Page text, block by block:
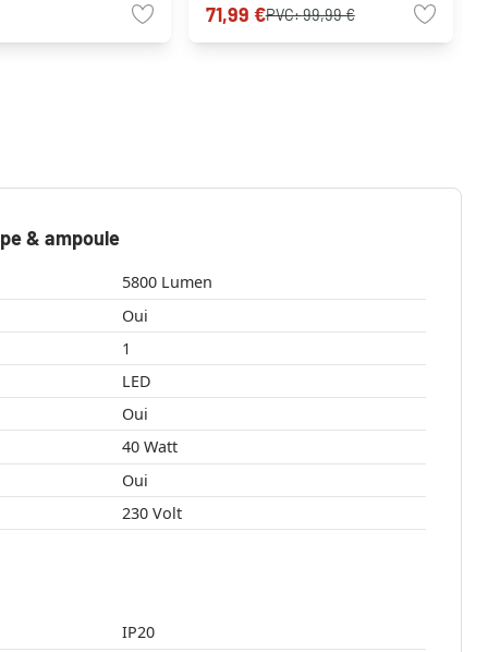
71,99 €PVC:99,99 €
& ampoule
5800 Lumen
Oui
1
LED
Oui
40 Watt
Oui
230 Volt
IP20